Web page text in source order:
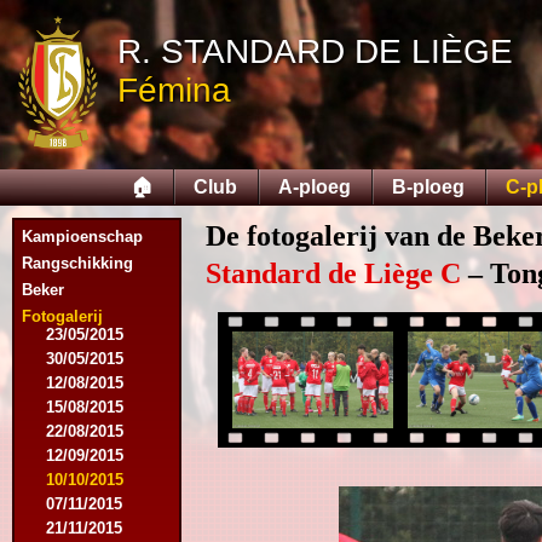
R. STANDARD DE LIÈGE
Fémina
🏠 Club A-ploeg B-ploeg C-
Kampioenschap
Rangschikking
Beker
Fotogalerij
03/08/2014
16/08/2014
17/08/2014
06/09/2014
27/09/2014
11/10/2014
08/11/2014
15/11/2014
06/12/2014
13/12/2014
14/02/2015
21/02/2015
05/04/2015
23/05/2015
30/05/2015
12/08/2015
15/08/2015
22/08/2015
12/09/2015
10/10/2015
07/11/2015
21/11/2015
De fotogalerij van de
Standard de Liège C–